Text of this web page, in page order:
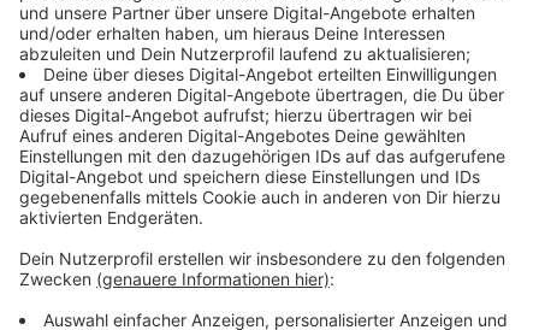
Hochleistungslüftern wurde der Keller belüftet und
die Batterie wurde ausgebaut. Der Einsatz dauerte
anderthalb Stunden.
Anzeige
Anzeige